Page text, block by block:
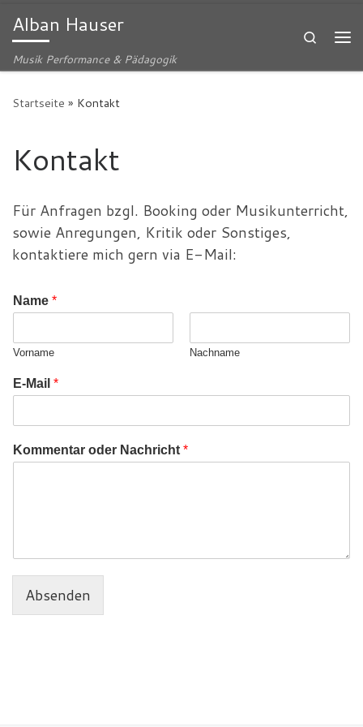
Zum Inhalt springen
Alban Hauser
Musik Performance & Pädagogik
Search
Startseite » Kontakt
Kontakt
Für Anfragen bzgl. Booking oder Musikunterricht,
sowie Anregungen, Kritik oder Sonstiges,
kontaktiere mich gern via E-Mail:
Name *
Vorname Nachname
E-Mail *
Kommentar oder Nachricht *
Absenden